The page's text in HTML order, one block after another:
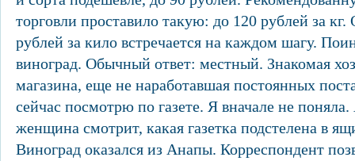
торговли проставило такую: до 120 рублей за
рублей за кило встречается на каждом шагу.
виноград. Обычный ответ: местный. Знакомая
магазина, еще не наработавшая постоянных
сейчас посмотрю по газете. Я вначале не
женщина смотрит, какая газетка подстелена в
Виноград оказался из Анапы. Корреспондент